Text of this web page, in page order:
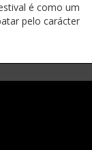
é como um
pelo carácter